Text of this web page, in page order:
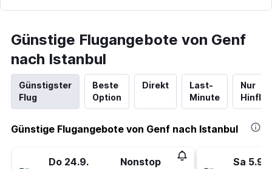
Günstige Flugangebote von Genf
nach Istanbul
Günstigster
Flug
Beste
Option
Direkt
Last-
Minute
Nur
Hinflug
Günstige Flugangebote von Genf nach Istanbul
Do 24.9. Nonstop Sa 5.9.